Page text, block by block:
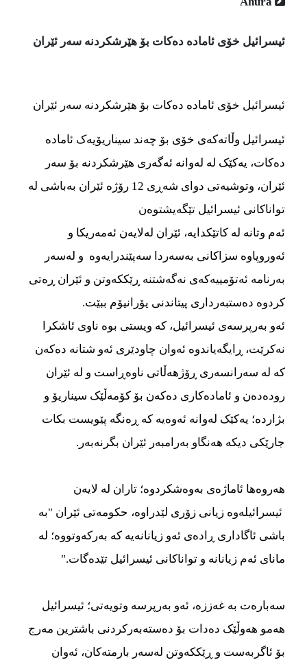
ئیسرائیل خۆی ئامادە دەکات بۆ هێرشکردنە سەر ئێران
ئیسرائیل خۆی ئامادە دەکات بۆ هێرشکردنە سەر ئێران
ئیسرائیل وڵاتەکەی خۆی بۆ چەند سیناریۆیەک ئامادە
دەکات، یەکێک لە لەوانە ئەگەری هێرشکردنە بۆ سەر
ئێران، وتوشیەتی دوای شەڕی 12 رۆژە ئێران بەباشی لە
تواناکانی ئیسرائیل تێگەیشتوەن
ئەم وتانە لە کاتێکدایە، ئێران لەلایەن ئەمەریکا و
ئەوروپاوە سزاکانی بەسەردا سەپێندرایەوە و لەسەر
بەرنامە ئەتۆمییەکەی نەگەشتنە ڕێککەوتن و ئێران ڕەتی
کردوە دەستبەرداری پیتاندنی یۆرانیۆم ببێت.
ئەو بەرپرسەی ئیسرائیل، کە ویستی بوە ناوی ئاشکرا
نەکرێت، ڕایگەیاندوە ئەوان چاودێری ئەو شتانە دەکەن
کە لە سەرانسەری ڕۆژهەڵاتی ناوەڕاست و لە ئێران
رودەدەن و ئامادەکاری دەکەن بۆ کۆمەڵێک سیناریۆ و
بژاردە؛ یەکێک لەوانە ئەوەیە کە ڕەنگە پێویست بکات
جارێکی دیکە هەنگاو بەرامبەر ئێران بگرنەبەر.
هەروەها ئاماژەی بەوەشکردوە؛ تاران لە لایەن
ئیسرائیلەوە زیانی زۆری لێدراوە، حکومەتی ئێران "بە
باشی ئاگاداری ڕادەی ئەو زیانانەیە کە بەرکەوتووە؛ لە
مانای ئەم زیانانە و تواناکانی ئیسرائیل تێدەگات."
سەبارەت بە غەززە، ئەو بەرپرسە وتویەتی؛ ئیسرائیل
هەمو هەوڵێک دەدات بۆ دەستەبەرکردنی باشترین مەرج
بۆ ئاگربەست و ڕێککەوتن لەسەر بارمتەکان، ئەوان